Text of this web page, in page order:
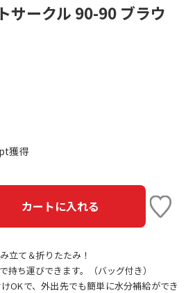
サークル 90-90 ブラウ
獲得
カートに入れる
立て＆折りたたみ！
持ち運びできます。（バッグ付き）
OKで、外出先でも簡単に水分補給ができ